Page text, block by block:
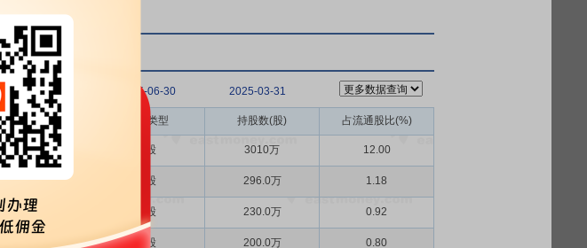
2025-09-30 2025-06-30 2025-03-31
股东类型 股份类型 持股数(股) 占流通股比(%)
个人 A股 3010万 12.00
个人 A股 296.0万 1.18
个人 A股 230.0万 0.92
A股 200.0万 0.80